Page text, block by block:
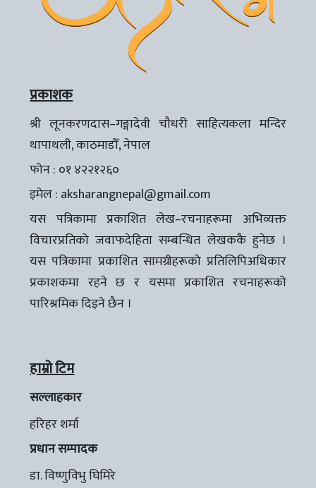
प्रकाशक
श्री लूनकरणदास–गङ्गादेवी चौधरी साहित्यकला मन्दिर
थापाथली, काठमाडौँ, नेपाल
फोन : ०१ ४२२१२६०
इमेल : aksharangnepal@gmail.com
यस पत्रिकामा प्रकाशित लेख–रचनाहरूमा अभिव्यक्त
विचारप्रतिको जवाफदेहिता सम्बन्धित लेखककै हुनेछ ।
यस पत्रिकामा प्रकाशित सामग्रीहरूको प्रतिलिपिअधिकार
प्रकाशकमा रहने छ र यसमा प्रकाशित रचनाहरूको
पारिश्रमिक दिइने छैन ।
हाम्रो टिम
सल्लाहकार
हरिहर शर्मा
प्रधान सम्पादक
डा. विष्णुविभु घिमिरे